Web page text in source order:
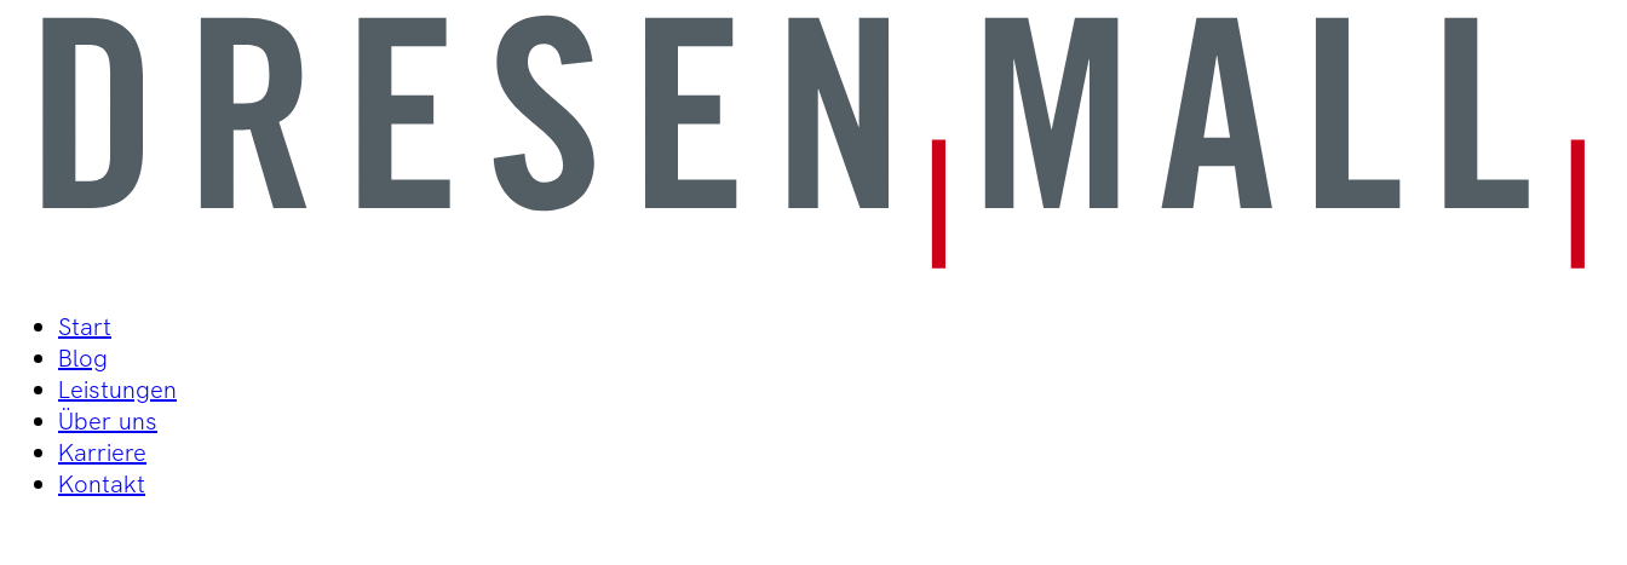
Start
Blog
Leistungen
Über uns
Karriere
Kontakt